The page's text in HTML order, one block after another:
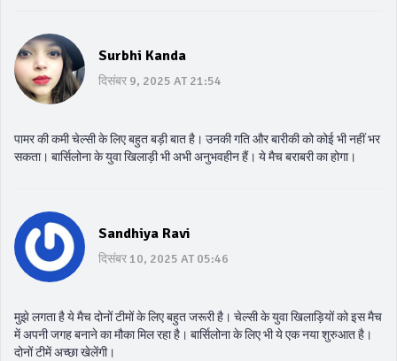
Surbhi Kanda
दिसंबर 9, 2025 AT 21:54
पामर की कमी चेल्सी के लिए बहुत बड़ी बात है। उनकी गति और बारीकी को कोई भी नहीं भर
सकता। बार्सिलोना के युवा खिलाड़ी भी अभी अनुभवहीन हैं। ये मैच बराबरी का होगा।
Sandhiya Ravi
दिसंबर 10, 2025 AT 05:46
मुझे लगता है ये मैच दोनों टीमों के लिए बहुत जरूरी है। चेल्सी के युवा खिलाड़ियों को इस मैच
में अपनी जगह बनाने का मौका मिल रहा है। बार्सिलोना के लिए भी ये एक नया शुरुआत है।
दोनों टीमें अच्छा खेलेंगी।